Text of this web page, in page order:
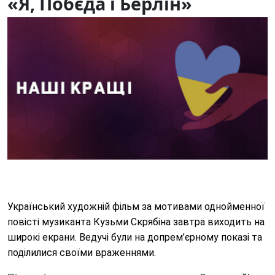
Український художній фільм за мотивами однойменної
повісті музиканта Кузьми Скрябіна завтра виходить на
широкі екрани. Ведучі були на допрем’єрному показі та
поділилися своїми враженнями.